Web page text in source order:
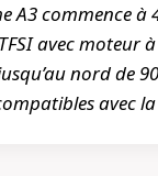
A3 commence à
avec moteur
nord de
avec